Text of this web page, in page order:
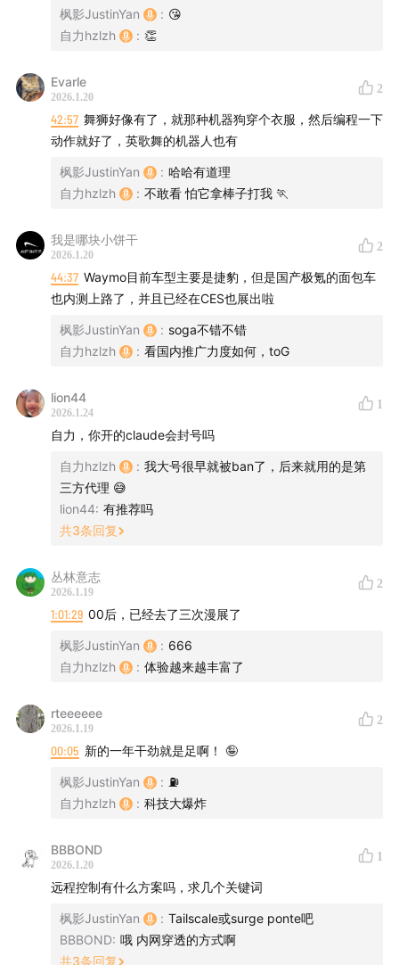
枫影JustinYan : 😘
自力hzlzh
: 👏
Evarle
2026.1.20
2
42:57 舞狮好像有了，就那种机器狗穿个衣服，然后编程一下
动作就好了，英歌舞的机器人也有
枫影JustinYan : 哈哈有道理
自力hzlzh
: 不敢看 怕它拿棒子打我 🏃
我是哪块小饼干
2026.1.20
2
44:37 Waymo目前车型主要是捷豹，但是国产极氪的面包车
也内测上路了，并且已经在CES也展出啦
枫影JustinYan : soga不错不错
自力hzlzh
: 看国内推广力度如何，toG
lion44
2026.1.24
1
自力，你开的claude会封号吗
自力hzlzh : 我大号很早就被ban了，后来就用的是第
三方代理 😅
lion44: 有推荐吗
共3条回复
丛林意志
2026.1.19
2
1:01:29 00后，已经去了三次漫展了
枫影JustinYan : 666
自力hzlzh
: 体验越来越丰富了
rteeeeee
2026.1.19
2
00:05 新的一年干劲就是足啊！ 🤪
枫影JustinYan : ⛽️
自力hzlzh
: 科技大爆炸
BBBOND
2026.1.20
1
远程控制有什么方案吗，求几个关键词
枫影JustinYan : Tailscale或surge ponte吧
BBBOND: 哦 内网穿透的方式啊
共3条回复